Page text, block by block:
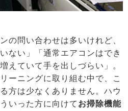
の問い合わせは多いけれど、
ない」「通常エアコンはでき
えていて手を出しづらい」。
ーニングに取り組む中で、こ
方は少なくありません。ハウ
いった方に向けて お掃除機能